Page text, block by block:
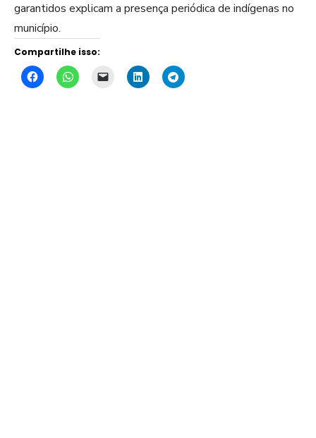
garantidos explicam a presença periódica de indígenas no
município.
Compartilhe isso: